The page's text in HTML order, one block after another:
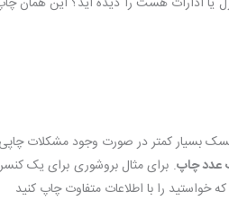
بسیار کمتر در صورت وجود مشکلات
عدد چاپ. برای مثال بروشوری برای یک
خواستید را با اطلاعات متفاوت چاپ کنید